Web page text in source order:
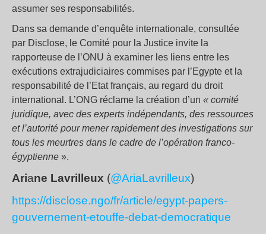
assumer ses responsabilités.
Dans sa demande d’enquête internationale, consultée
par Disclose, le Comité pour la Justice invite la
rapporteuse de l’ONU à examiner les liens entre les
exécutions extrajudiciaires commises par l’Egypte et la
responsabilité de l’Etat français, au regard du droit
international. L’ONG réclame la création d’un « comité
juridique, avec des experts indépendants, des ressources
et l’autorité pour mener rapidement des investigations sur
tous les meurtres dans le cadre de l’opération franco-
égyptienne ».
Ariane Lavrilleux (@AriaLavrilleux)
https://disclose.ngo/fr/article/egypt-papers-
gouvernement-etouffe-debat-democratique